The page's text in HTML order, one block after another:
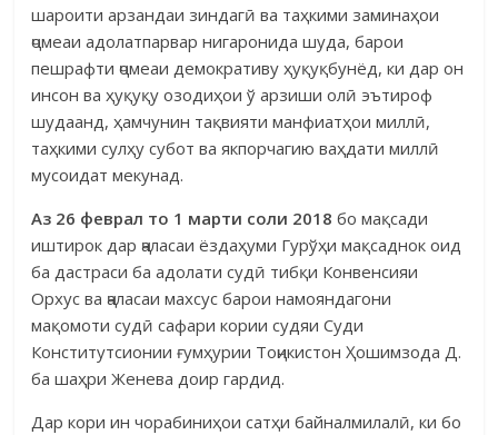
шароити ар­зандаи зиндагӣ ва таҳкими заминаҳои
ҷомеаи адолатпарвар нигаронида шуда, барои
пешрафти ҷомеаи демокративу ҳуқуқ­бунёд, ки дар он
инсон ва ҳуқуқу озодиҳои ў арзиши олӣ эътироф
шудаанд, ҳамчунин тақвияти ман­фиат­ҳои миллӣ,
таҳкими сулҳу субот ва якпорчагию ваҳдати миллӣ
мусоидат мекунад.
Аз 26 феврал то 1 марти соли 2018 бо мақсади
иштирок дар ҷаласаи ёздаҳуми Гурўҳи мақсаднок оид
ба дастраси ба адолати судӣ тибқи Конвенсияи
Орхус ва ҷаласаи махсус барои намояндагони
мақомоти судӣ сафари кории судяи Суди
Конститутсионии ғумҳурии Тоҷикистон Ҳошимзода Д.
ба шаҳри Женева доир гардид.
Дар кори ин чорабиниҳои сатҳи байналмилалӣ, ки бо